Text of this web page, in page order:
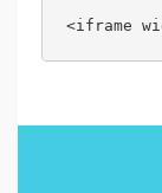
<iframe